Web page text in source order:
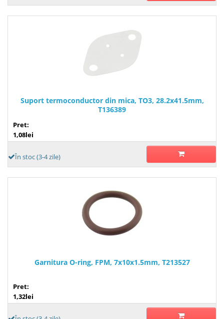
Suport termoconductor din mica, TO3, 28.2x41.5mm,
T136389
Pret:
1,08lei
În stoc (3-4 zile)
Garnitura O-ring, FPM, 7x10x1.5mm, T213527
Pret:
1,32lei